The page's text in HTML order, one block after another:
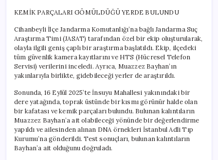
KEMİK PARÇALARI GÖMÜLDÜĞÜ YERDE BULUNDU
Cihanbeyli İlçe Jandarma Komutanlığı’na bağlı Jandarma Suç
Araştırma Timi (JASAT) tarafından özel bir ekip oluşturularak,
olayla ilgili geniş çaplı bir araştırma başlatıldı. Ekip, ilçedeki
tüm güvenlik kamera kayıtlarını ve HTS (Hücresel Telefon
Servisi) verilerini inceledi. Ayrıca, Muazzez Bayhan’ın
yakınlarıyla birlikte, gidebileceği yerler de araştırıldı.
Sonunda, 16 Eylül 2025’te İnsuyu Mahallesi yakınındaki bir
dere yatağında, toprak üstünde bir kısmı görünür halde olan
bir kafatası ve kemik parçaları bulundu. Bulunan kalıntıların
Muazzez Bayhan’a ait olabileceği yönünde bir değerlendirme
yapıldı ve ailesinden alınan DNA örnekleri İstanbul Adli Tıp
Kurumu’na gönderildi. Test sonuçları, bulunan kalıntıların
Bayhan’a ait olduğunu doğruladı.